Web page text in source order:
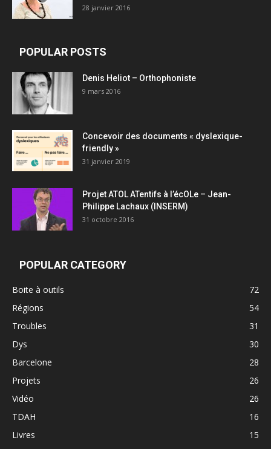
28 janvier 2016
POPULAR POSTS
Denis Heliot – Orthophoniste
9 mars 2016
Concevoir des documents « dyslexique-
friendly »
31 janvier 2019
Projet ATOL ATentifs à l’écOLe – Jean-
Philippe Lachaux (INSERM)
31 octobre 2016
POPULAR CATEGORY
Boite à outils
72
Régions
54
Troubles
31
Dys
30
Barcelone
28
Projets
26
Vidéo
26
TDAH
16
Livres
15